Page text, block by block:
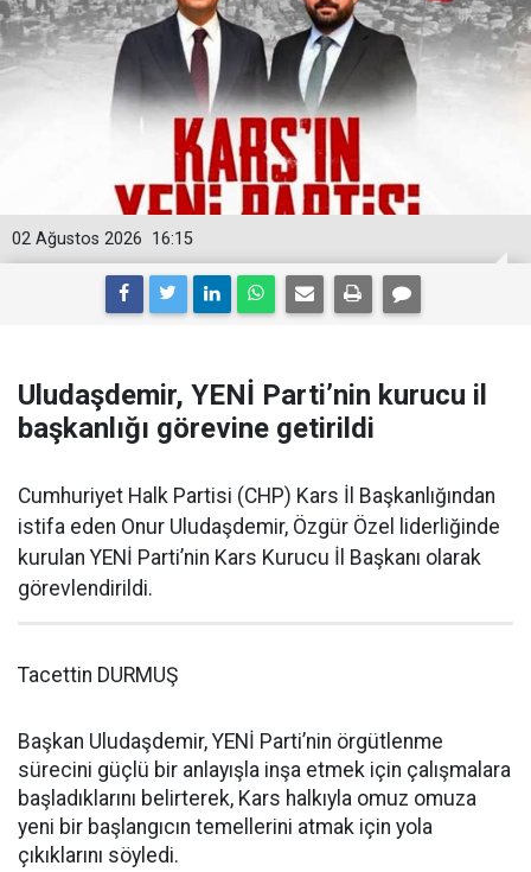
16:15
02 Ağustos 2026
Uludaşdemir, YENİ Parti’nin kurucu il
başkanlığı görevine getirildi
Cumhuriyet Halk Partisi (CHP) Kars İl Başkanlığından
istifa eden Onur Uludaşdemir, Özgür Özel liderliğinde
kurulan YENİ Parti’nin Kars Kurucu İl Başkanı olarak
görevlendirildi.
Tacettin DURMUŞ
Başkan Uludaşdemir, YENİ Parti’nin örgütlenme
sürecini güçlü bir anlayışla inşa etmek için çalışmalara
başladıklarını belirterek, Kars halkıyla omuz omuza
yeni bir başlangıcın temellerini atmak için yola
çıkıklarını söyledi.